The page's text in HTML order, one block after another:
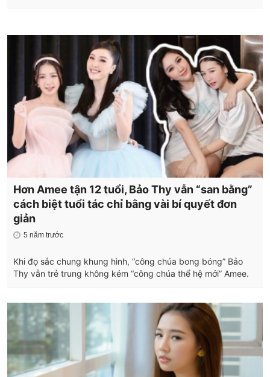
Hơn Amee tận 12 tuổi, Bảo Thy vẫn “san bằng”
cách biệt tuổi tác chỉ bằng vài bí quyết đơn
giản
5 năm trước
Khi đọ sắc chung khung hình, “công chúa bong bóng” Bảo
Thy vẫn trẻ trung không kém “công chúa thể hệ mới” Amee.